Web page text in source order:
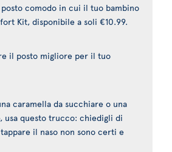
comodo in cui il tuo bambino
Kit, disponibile a soli €10.99.
il posto migliore per il tuo
caramella da succhiare o una
usa questo trucco: chiedigli di
il naso non sono certi e